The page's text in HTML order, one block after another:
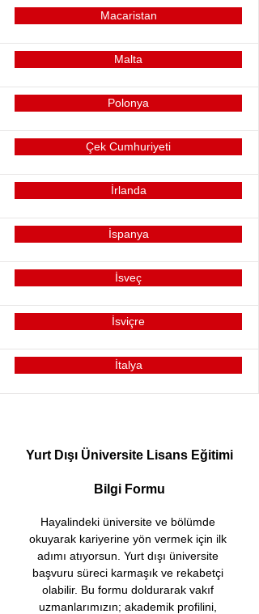
Macaristan
Malta
Polonya
Çek Cumhuriyeti
İrlanda
İspanya
İsveç
İsviçre
İtalya
Yurt Dışı Üniversite Lisans Eğitimi
Bilgi Formu
Hayalindeki üniversite ve bölümde
okuyarak kariyerine yön vermek için ilk
adımı atıyorsun. Yurt dışı üniversite
başvuru süreci karmaşık ve rekabetçi
olabilir. Bu formu doldurarak vakıf
uzmanlarımızın; akademik profilini,